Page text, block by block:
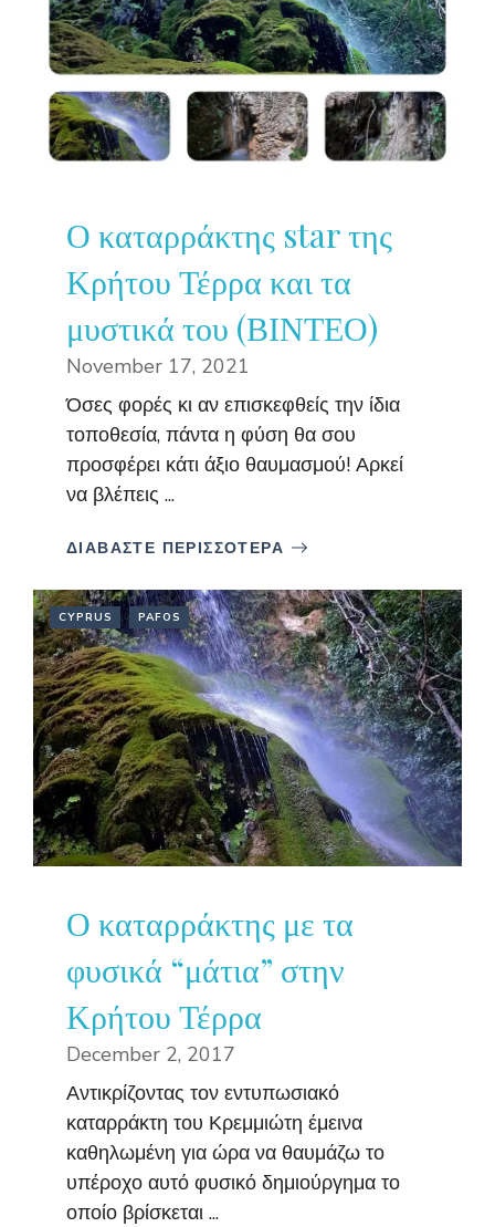
Ο καταρράκτης star της
Κρήτου Τέρρα και τα
μυστικά του (ΒΙΝΤΕΟ)
November 17, 2021
Όσες φορές κι αν επισκεφθείς την ίδια
τοποθεσία, πάντα η φύση θα σου
προσφέρει κάτι άξιο θαυμασμού! Αρκεί
να βλέπεις ...
ΔΙΑΒΑΣΤΕ ΠΕΡΙΣΣΟΤΕΡΑ
CYPRUS PAFOS
Ο καταρράκτης με τα
φυσικά “μάτια” στην
Κρήτου Τέρρα
December 2, 2017
Αντικρίζοντας τον εντυπωσιακό
καταρράκτη του Κρεμμιώτη έμεινα
καθηλωμένη για ώρα να θαυμάζω το
υπέροχο αυτό φυσικό δημιούργημα το
οποίο βρίσκεται ...